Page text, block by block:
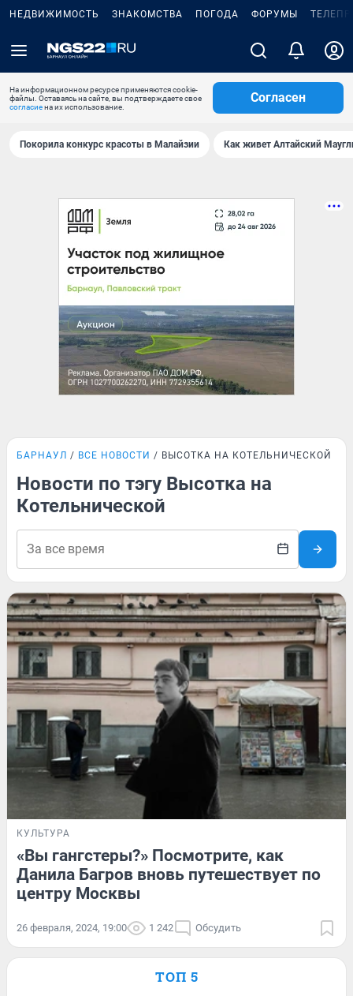
НЕДВИЖИМОСТЬ ЗНАКОМСТВА ПОГОДА ФОРУМЫ
На информационном ресурсе применяются cookie-
файлы. Оставаясь на сайте, вы подтверждаете свое
согласиена их использование.
Согласен
Покорила конкурс красоты в Малайзии Как живет Алтайский
БАРНАУЛ ВСЕ НОВОСТИ ВЫСОТКА НА КОТЕЛЬНИЧЕСКОЙ
Новости по тэгу Высотка на
Котельнической
КУЛЬТУРА
«Вы гангстеры?» Посмотрите, как
Данила Багров вновь путешествует по
центру Москвы
26 февраля, 2024, 19:00 1 242 Обсудить
ТОП 5